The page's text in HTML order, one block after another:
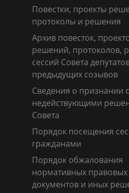
Повестки, проекты
протоколы и решения
Архив повесток,
решений, протоколов,
сессий Совета
предыдущих созывов
Сведения о признании
недействующими
Совета
Порядок посещения
гражданами
Порядок обжалования
нормативных правовых
документов и иных